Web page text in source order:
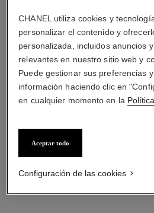
CHANEL utiliza cookies y
personalizar el contenido y
personalizada, incluidos anuncios
relevantes en nuestro sitio web y
Puede gestionar sus preferencias
información haciendo clic en
en cualquier momento en la
Aceptar todo
Configuración de las cookies